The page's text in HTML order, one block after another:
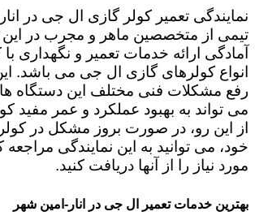
نمایندگی تعمیر کولر گازی ال جی در
تیمی از متخصصین ماهر و مجرب در این
آمادگی ارائه خدمات تعمیر و نگهداری
انواع کولرهای گازی ال جی می باشد.
رفع مشکلات فنی مختلف این دستگاه ها
می تواند به بهبود عملکرد و عمر مفید
از این رو، در صورت بروز مشکل در
خود، می توانید به این نمایندگی
مورد نیاز را از آنها دریافت کنید.
بهترین خدمات تعمیر ال جی در انار-امین شهر